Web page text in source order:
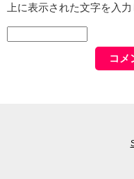
上に表示された文字を入力